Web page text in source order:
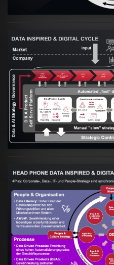
Artikel:Prozesse
in
Artikel:Kennst Du
Data